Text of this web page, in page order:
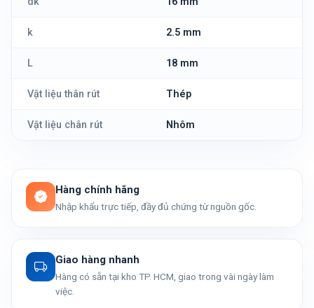
k 2.5 mm
L 18 mm
Vật liệu thân rút Thép
Vật liệu chân rút Nhôm
Hàng chính hãng
Nhập khẩu trực tiếp, đầy đủ chứng từ nguồn gốc.
Giao hàng nhanh
Hàng có sẵn tại kho TP. HCM, giao trong vài ngày làm
việc.